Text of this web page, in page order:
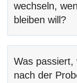
wechseln,
bleiben will?
Was passiert,
nach der